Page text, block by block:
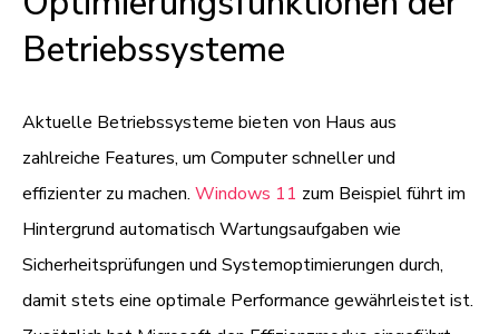
Betriebssysteme
Aktuelle Betriebssysteme bieten von Haus aus
zahlreiche Features, um Computer schneller und
effizienter zu machen. Windows 11 zum Beispiel führt im
Hintergrund automatisch Wartungsaufgaben wie
Sicherheitsprüfungen und Systemoptimierungen durch,
damit stets eine optimale Performance gewährleistet ist.